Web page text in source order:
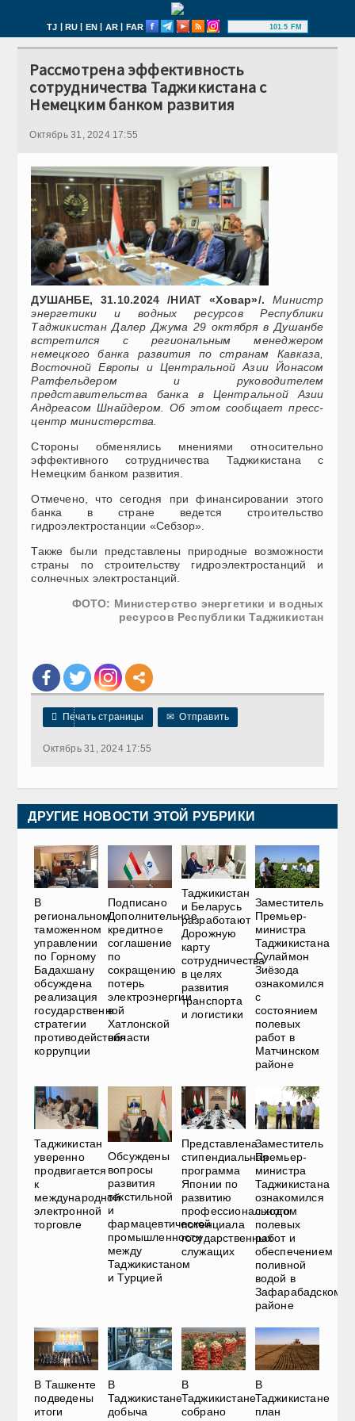
TJ | RU | EN | AR | FAR 101.5 FM
Рассмотрена эффективность
сотрудничества Таджикистана с
Немецким банком развития
Октябрь 31, 2024 17:55
ДУШАНБЕ, 31.10.2024 /НИАТ «Ховар»/.
Министр
энергетики и водных ресурсов Республики
Таджикистан Далер Джума 29 октября в Душанбе
встретился с региональным менеджером
немецкого банка развития по странам Кавказа,
Восточной Европы и Центральной Азии Йонасом
Ратфельдером и руководителем
представительства банка в Центральной Азии
Андреасом Шнайдером. Об этом сообщает пресс-
центр министерства.
Стороны обменялись мнениями относительно
эффективного сотрудничества Таджикистана с
Немецким банком развития.
Отмечено, что сегодня при финансировании этого
банка в стране ведется строительство
гидроэлектростанции «Себзор».
Также были представлены природные возможности
страны по строительству гидроэлектростанций и
солнечных электростанций.
ФОТО: Министерство энергетики и водных
ресурсов Республики Таджикистан
 Печать страницы ✉ Отправить
Октябрь 31, 2024 17:55
ДРУГИЕ НОВОСТИ ЭТОЙ РУБРИКИ
В
региональном
таможенном
управлении
по Горному
Бадахшану
обсуждена
реализация
государственной
стратегии
противодействия
коррупции
Подписано
Дополнительное
кредитное
соглашение
по
сокращению
потерь
электроэнергии
в
Хатлонской
области
Таджикистан
и Беларусь
разработают
Дорожную
карту
сотрудничества
в целях
развития
транспорта
и логистики
Заместитель
Премьер-
министра
Таджикистана
Сулаймон
Зиёзода
ознакомился
с
состоянием
полевых
работ в
Матчинском
районе
Таджикистан
уверенно
продвигается
к
международной
электронной
торговле
Обсуждены
вопросы
развития
текстильной
и
фармацевтической
промышленности
между
Таджикистаном
и Турцией
Представлена
стипендиальная
программа
Японии по
развитию
профессионального
потенциала
государственных
служащих
Заместитель
Премьер-
министра
Таджикистана
ознакомился
с ходом
полевых
работ и
обеспечением
поливной
водой в
Зафарабадском
районе
В Ташкенте
подведены
итоги
В
Таджикистане
добыча
В
Таджикистане
собрано
В
Таджикистане
план